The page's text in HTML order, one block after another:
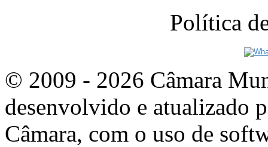
Política
© 2009 - 2026 Câmara
desenvolvido e atualizado
Câmara, com o uso de